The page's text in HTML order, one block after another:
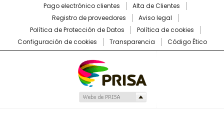
Pago electrónico clientes
Alta de Clientes
Registro de proveedores
Aviso legal
Política de Protección de Datos
Política de cookies
Configuración de cookies
Transparencia Código Ético